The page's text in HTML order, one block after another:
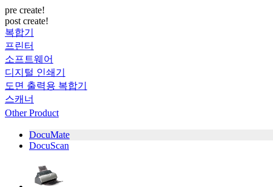
pre create!
post create!
복합기
프린터
소프트웨어
디지털 인쇄기
도면 출력용 복합기
스캐너
Other Product
DocuMate
DocuScan